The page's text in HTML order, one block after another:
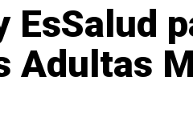
EsSalud
Adultas